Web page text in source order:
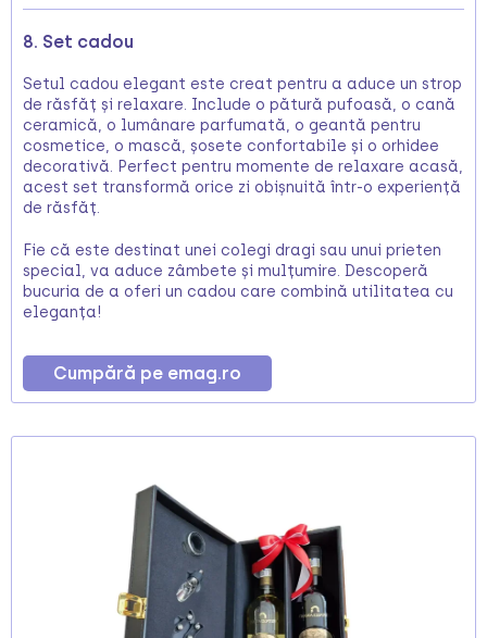
8. Set cadou
Setul cadou elegant este creat pentru a aduce un strop
de răsfăț și relaxare. Include o pătură pufoasă, o cană
ceramică, o lumânare parfumată, o geantă pentru
cosmetice, o mască, șosete confortabile și o orhidee
decorativă. Perfect pentru momente de relaxare acasă,
acest set transformă orice zi obișnuită într-o experiență
de răsfăț.
Fie că este destinat unei colegi dragi sau unui prieten
special, va aduce zâmbete și mulțumire. Descoperă
bucuria de a oferi un cadou care combină utilitatea cu
eleganța!
Cumpără pe emag.ro